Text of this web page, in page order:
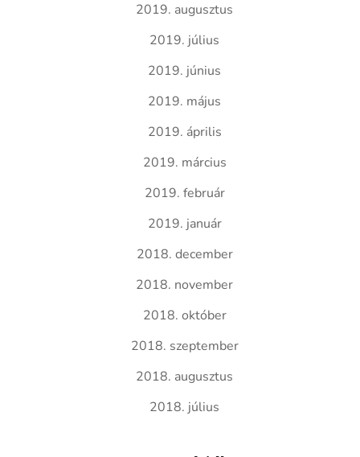
2019. augusztus
2019. július
2019. június
2019. május
2019. április
2019. március
2019. február
2019. január
2018. december
2018. november
2018. október
2018. szeptember
2018. augusztus
2018. július